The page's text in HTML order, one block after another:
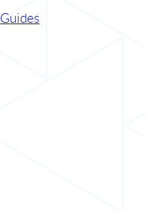
Guides